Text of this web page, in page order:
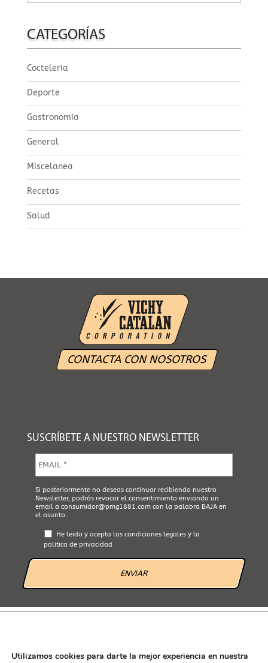
las
CATEGORÍAS
Coctelería
Deporte
Gastronomía
General
Miscelanea
Recetas
Salud
CONTACTA CON NOSOTROS
SUSCRÍBETE A NUESTRO NEWSLETTER
m
a
i
l
*
A
c
e
p
e
l
Si posteriormente no deseas continuar recibiendo nuestro
Newsletter, podrás revocar el consentimiento enviando un
email a consumidor@pmg1881.comcon la palabra BAJA en
el asunto.
He leido y acepto las condiciones legalesy la
política de privacidad
Utilizamos cookies para darte la mejor experiencia en nuestra